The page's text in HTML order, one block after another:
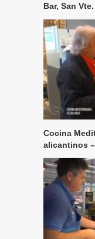
Bar, San
Cocina
alicantinos –